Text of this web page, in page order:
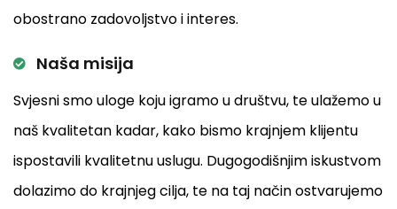
obostrano zadovoljstvo i interes.
Naša misija
Svjesni smo uloge koju igramo u društvu, te ulažemo u
naš kvalitetan kadar, kako bismo krajnjem klijentu
ispostavili kvalitetnu uslugu. Dugogodišnjim iskustvom
dolazimo do krajnjeg cilja, te na taj način ostvarujemo